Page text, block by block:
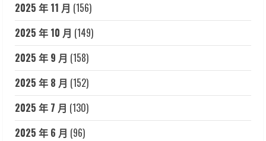
2025 年 11 月 (156)
2025 年 10 月 (149)
2025 年 9 月 (158)
2025 年 8 月 (152)
2025 年 7 月 (130)
2025 年 6 月 (96)